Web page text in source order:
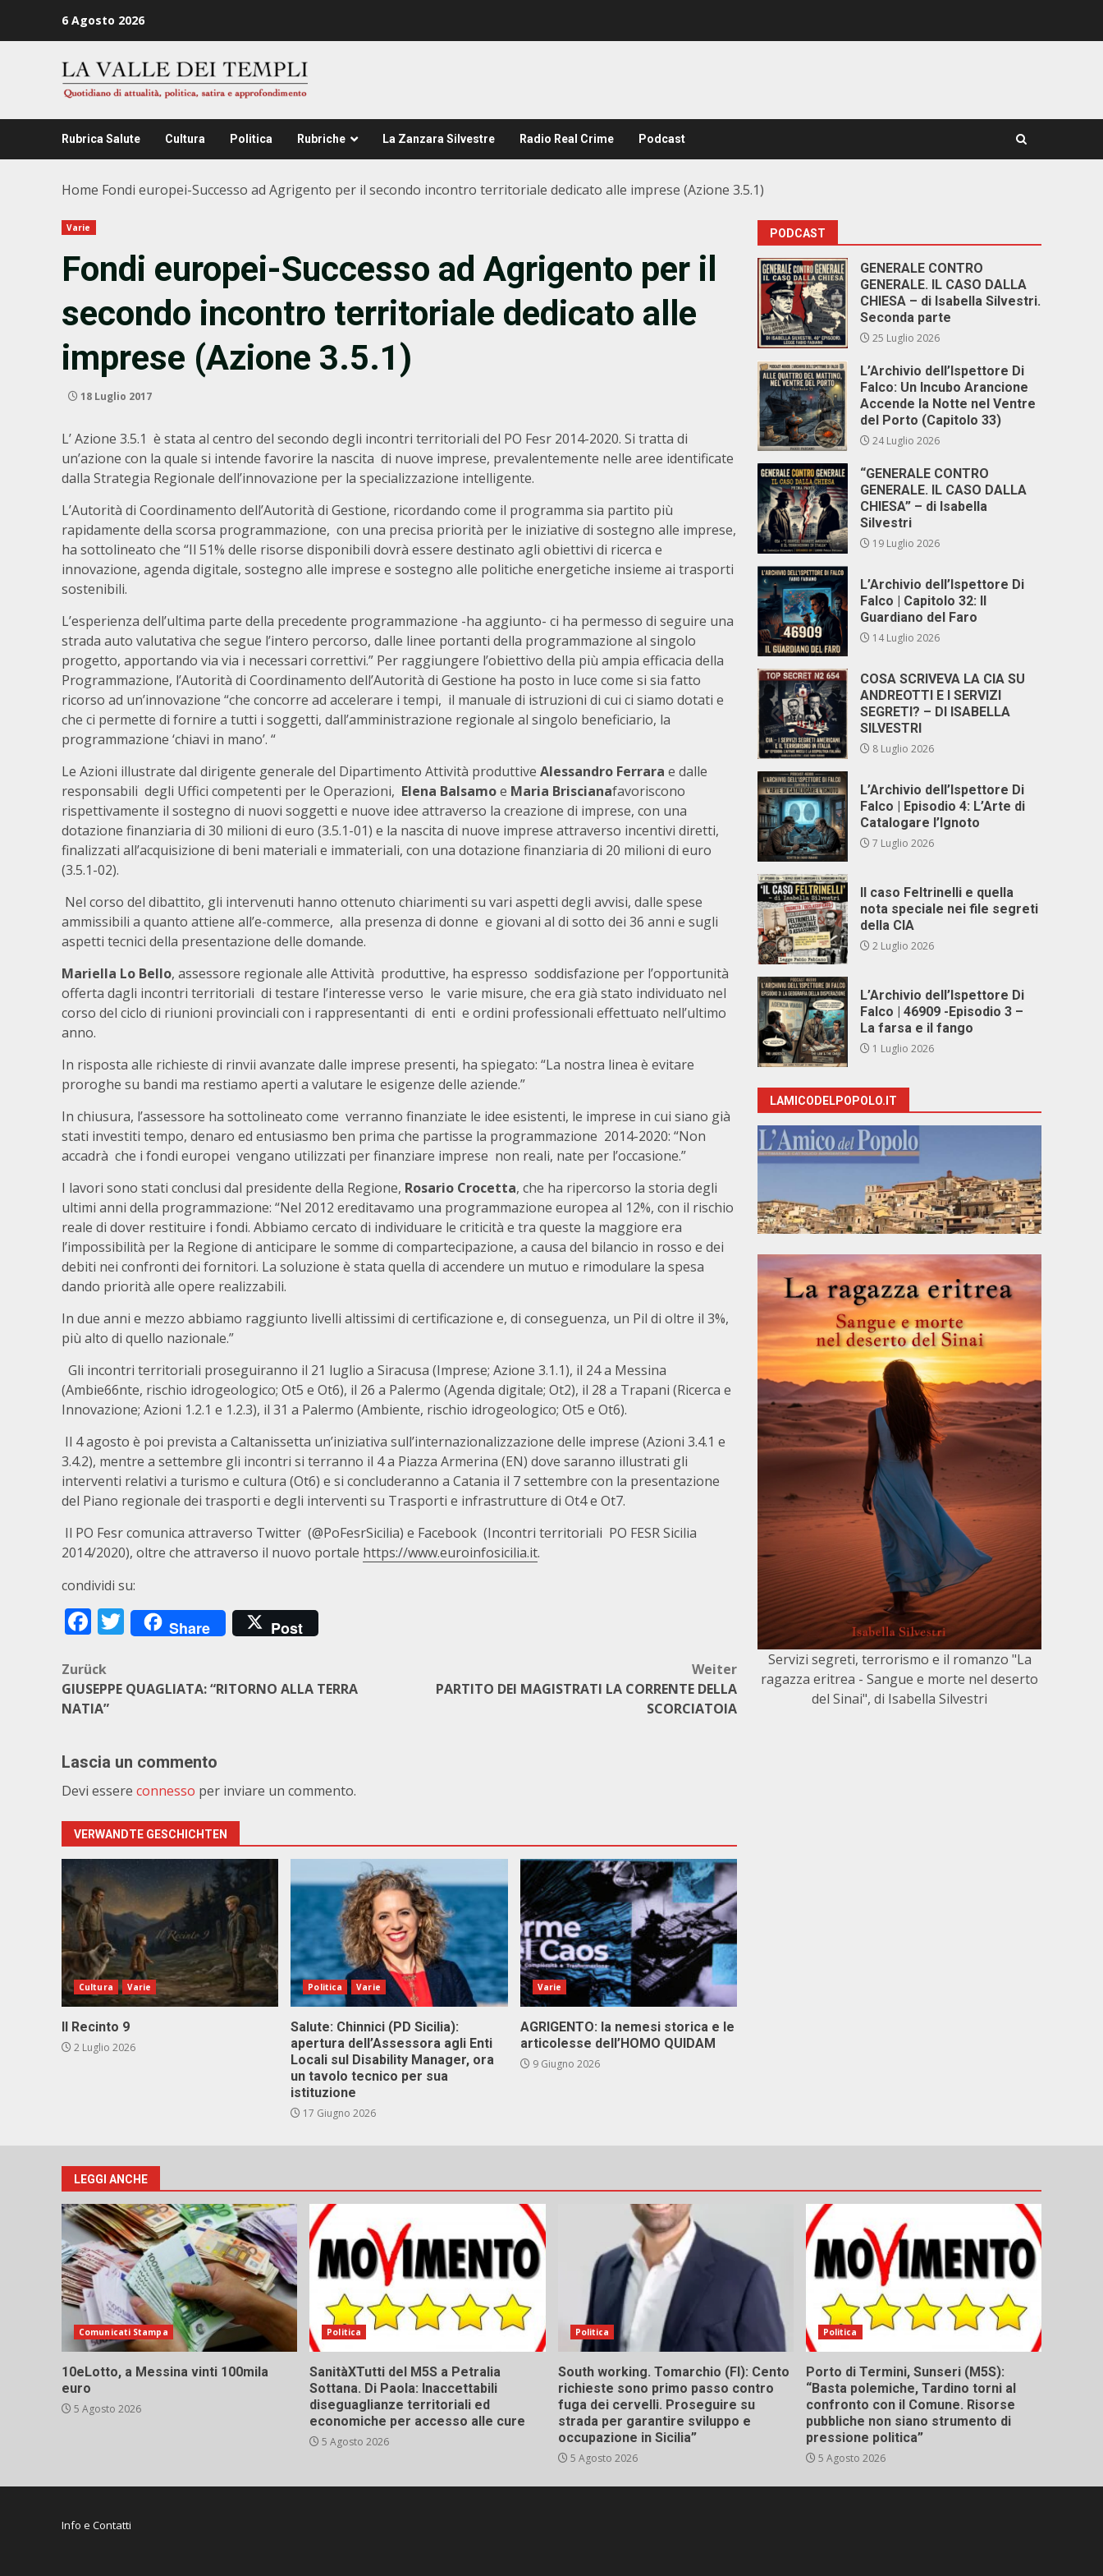
6 Agosto 2026
Rubrica Salute Cultura Politica Rubriche La Zanzara Silvestre Radio Real Crime Podcast
Home Fondi europei-Successo ad Agrigento per il secondo incontro territoriale dedicato alle imprese (Azione 3.5.1)
Varie
Fondi europei-Successo ad Agrigento per il
secondo incontro territoriale dedicato alle
imprese (Azione 3.5.1)
18 Luglio 2017
L’ Azione 3.5.1 è stata al centro del secondo degli incontri territoriali del PO Fesr 2014-2020. Si tratta di
un’azione con la quale si intende favorire la nascita di nuove imprese, prevalentemente nelle aree identificate
dalla Strategia Regionale dell’innovazione per la specializzazione intelligente.
L’Autorità di Coordinamento dell’Autorità di Gestione, ricordando come il programma sia partito più
rapidamente della scorsa programmazione, con una precisa priorità per le iniziative di sostegno alle imprese,
ha sottolineato che “Il 51% delle risorse disponibili dovrà essere destinato agli obiettivi di ricerca e
innovazione, agenda digitale, sostegno alle imprese e sostegno alle politiche energetiche insieme ai trasporti
sostenibili.
L’esperienza dell’ultima parte della precedente programmazione -ha aggiunto- ci ha permesso di seguire una
strada auto valutativa che segue l’intero percorso, dalle linee portanti della programmazione al singolo
progetto, apportando via via i necessari correttivi.” Per raggiungere l’obiettivo della più ampia efficacia della
Programmazione, l’Autorità di Coordinamento dell’Autorità di Gestione ha posto in luce come si sia fatto
ricorso ad un’innovazione “che concorre ad accelerare i tempi, il manuale di istruzioni di cui ci siamo dotati e
che ci permette di fornire a tutti i soggetti, dall’amministrazione regionale al singolo beneficiario, la
programmazione ‘chiavi in mano’. “
Le Azioni illustrate dal dirigente generale del Dipartimento Attività produttive Alessandro Ferrara e dalle
responsabili degli Uffici competenti per le Operazioni, Elena Balsamoe Maria Briscianafavoriscono
rispettivamente il sostegno di nuovi soggetti e nuove idee attraverso la creazione di imprese, con una
dotazione finanziaria di 30 milioni di euro (3.5.1-01) e la nascita di nuove imprese attraverso incentivi diretti,
finalizzati all’acquisizione di beni materiali e immateriali, con una dotazione finanziaria di 20 milioni di euro
(3.5.1-02).
Nel corso del dibattito, gli intervenuti hanno ottenuto chiarimenti su vari aspetti degli avvisi, dalle spese
ammissibili a quanto attiene all’e-commerce, alla presenza di donne e giovani al di sotto dei 36 anni e sugli
aspetti tecnici della presentazione delle domande.
Mariella Lo Bello, assessore regionale alle Attività produttive, ha espresso soddisfazione per l’opportunità
offerta dagli incontri territoriali di testare l’interesse verso le varie misure, che era già stato individuato nel
corso del ciclo di riunioni provinciali con i rappresentanti di enti e ordini professionali effettuato nell’ultimo
anno.
In risposta alle richieste di rinvii avanzate dalle imprese presenti, ha spiegato: “La nostra linea è evitare
proroghe su bandi ma restiamo aperti a valutare le esigenze delle aziende.”
In chiusura, l’assessore ha sottolineato come verranno finanziate le idee esistenti, le imprese in cui siano già
stati investiti tempo, denaro ed entusiasmo ben prima che partisse la programmazione 2014-2020: “Non
accadrà che i fondi europei vengano utilizzati per finanziare imprese non reali, nate per l’occasione.”
I lavori sono stati conclusi dal presidente della Regione, Rosario Crocetta, che ha ripercorso la storia degli
ultimi anni della programmazione: “Nel 2012 ereditavamo una programmazione europea al 12%, con il rischio
reale di dover restituire i fondi. Abbiamo cercato di individuare le criticità e tra queste la maggiore era
l’impossibilità per la Regione di anticipare le somme di compartecipazione, a causa del bilancio in rosso e dei
debiti nei confronti dei fornitori. La soluzione è stata quella di accendere un mutuo e rimodulare la spesa
dando priorità alle opere realizzabili.
In due anni e mezzo abbiamo raggiunto livelli altissimi di certificazione e, di conseguenza, un Pil di oltre il 3%,
più alto di quello nazionale.”
Gli incontri territoriali proseguiranno il 21 luglio a Siracusa (Imprese; Azione 3.1.1), il 24 a Messina
(Ambie66nte, rischio idrogeologico; Ot5 e Ot6), il 26 a Palermo (Agenda digitale; Ot2), il 28 a Trapani (Ricerca e
Innovazione; Azioni 1.2.1 e 1.2.3), il 31 a Palermo (Ambiente, rischio idrogeologico; Ot5 e Ot6).
Il 4 agosto è poi prevista a Caltanissetta un’iniziativa sull’internazionalizzazione delle imprese (Azioni 3.4.1 e
3.4.2), mentre a settembre gli incontri si terranno il 4 a Piazza Armerina (EN) dove saranno illustrati gli
interventi relativi a turismo e cultura (Ot6) e si concluderanno a Catania il 7 settembre con la presentazione
del Piano regionale dei trasporti e degli interventi su Trasporti e infrastrutture di Ot4 e Ot7.
Il PO Fesr comunica attraverso Twitter (@PoFesrSicilia) e Facebook (Incontri territoriali PO FESR Sicilia
2014/2020), oltre che attraverso il nuovo portale https://www.euroinfosicilia.it.
condividi su:
Facebook
Twitter
Share Post
Beitragsnavigation
Zurück
GIUSEPPE QUAGLIATA: “RITORNO ALLA TERRA
NATIA”
Weiter
PARTITO DEI MAGISTRATI LA CORRENTE DELLA
SCORCIATOIA
Lascia un commento
Devi essere connesso per inviare un commento.
VERWANDTE GESCHICHTEN
Cultura Varie
Il Recinto 9
2 Luglio 2026
Politica Varie
Salute: Chinnici (PD Sicilia):
apertura dell’Assessora agli Enti
Locali sul Disability Manager, ora
un tavolo tecnico per sua
istituzione
17 Giugno 2026
Varie
AGRIGENTO: la nemesi storica e le
articolesse dell’HOMO QUIDAM
9 Giugno 2026
PODCAST
GENERALE CONTRO
GENERALE. IL CASO DALLA
CHIESA – di Isabella Silvestri.
Seconda parte
25 Luglio 2026
L’Archivio dell’Ispettore Di
Falco: Un Incubo Arancione
Accende la Notte nel Ventre
del Porto (Capitolo 33)
24 Luglio 2026
“GENERALE CONTRO
GENERALE. IL CASO DALLA
CHIESA” – di Isabella
Silvestri
19 Luglio 2026
L’Archivio dell’Ispettore Di
Falco | Capitolo 32: Il
Guardiano del Faro
14 Luglio 2026
COSA SCRIVEVA LA CIA SU
ANDREOTTI E I SERVIZI
SEGRETI? – DI ISABELLA
SILVESTRI
8 Luglio 2026
L’Archivio dell’Ispettore Di
Falco | Episodio 4: L’Arte di
Catalogare l’Ignoto
7 Luglio 2026
Il caso Feltrinelli e quella
nota speciale nei file segreti
della CIA
2 Luglio 2026
L’Archivio dell’Ispettore Di
Falco | 46909 -Episodio 3 –
La farsa e il fango
1 Luglio 2026
LAMICODELPOPOLO.IT
Servizi segreti, terrorismo e il romanzo "La
ragazza eritrea - Sangue e morte nel deserto
del Sinai", di Isabella Silvestri
LEGGI ANCHE
Comunicati Stampa
10eLotto, a Messina vinti 100mila
euro
5 Agosto 2026
Politica
SanitàXTutti del M5S a Petralia
Sottana. Di Paola: Inaccettabili
diseguaglianze territoriali ed
economiche per accesso alle cure
5 Agosto 2026
Politica
South working. Tomarchio (FI): Cento
richieste sono primo passo contro
fuga dei cervelli. Proseguire su
strada per garantire sviluppo e
occupazione in Sicilia”
5 Agosto 2026
Politica
Porto di Termini, Sunseri (M5S):
“Basta polemiche, Tardino torni al
confronto con il Comune. Risorse
pubbliche non siano strumento di
pressione politica”
5 Agosto 2026
Info e Contatti